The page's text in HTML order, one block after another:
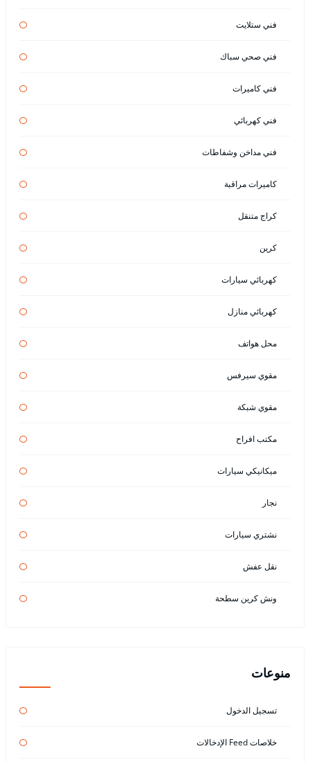
فني ستلايت
فني صحي سباك
فني كاميرات
فني كهربائي
فني مداخن وشفاطات
كاميرات مراقبة
كراج متنقل
كرين
كهربائي سيارات
كهربائي منازل
محل هواتف
مقوي سيرفس
مقوي شبكة
مكتب افراح
ميكانيكي سيارات
نجار
نشتري سيارات
نقل عفش
ونش كرين سطحة
منوعات
تسجيل الدخول
خلاصات Feed الإدخالات